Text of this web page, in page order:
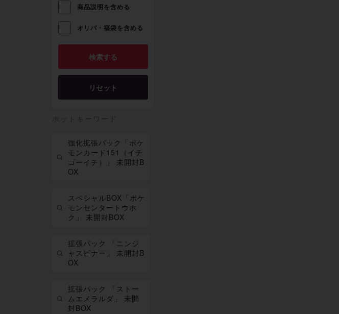
商品説明を含める
オリパ・福袋を含める
リセット
強化拡張パック「ポケ
モンカード151（イチ
ゴーイチ）」 未開封B
OX
スペシャルBOX「ポケ
モンセンタートウホ
ク」 未開封BOX
拡張パック 「ニンジ
ャスピナー」 未開封B
OX
拡張パック 「ストー
ムエメラルダ」 未開
封BOX